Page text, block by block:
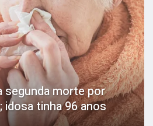
segunda morte por
idosa tinha 96 anos